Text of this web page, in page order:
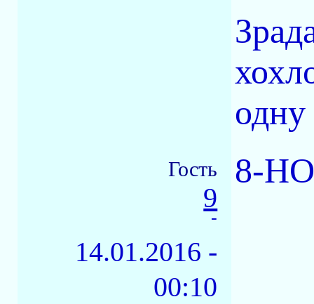
Гость
9
-
14.01.2016 -
00:10
8-